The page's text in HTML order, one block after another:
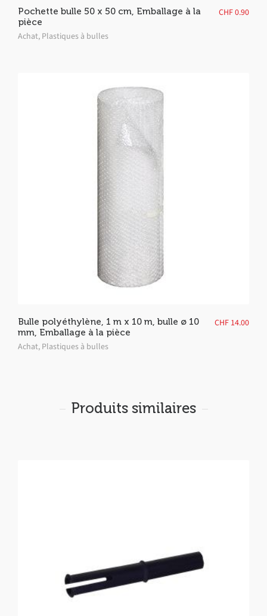
Pochette bulle 50 x 50 cm, Emballage à la
pièce
Achat, Plastiques à bulles
CHF0.90
Bulle polyéthylène, 1 m x 10 m, bulle ø 10
mm, Emballage à la pièce
Achat, Plastiques à bulles
CHF 14.00
Produits similaires